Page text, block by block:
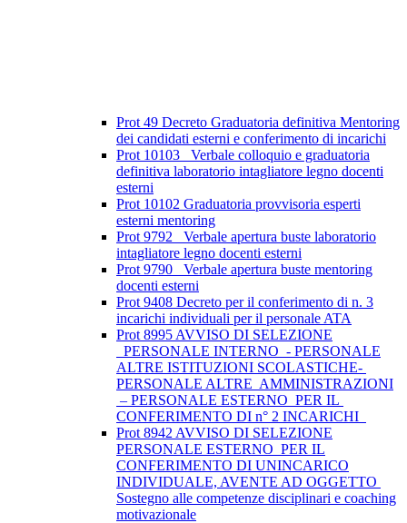
Prot 49 Decreto Graduatoria definitiva Mentoring
dei candidati esterni e conferimento di incarichi
Prot 10103_ Verbale colloquio e graduatoria
definitiva laboratorio intagliatore legno docenti
esterni
Prot 10102 Graduatoria provvisoria esperti
esterni mentoring
Prot 9792_ Verbale apertura buste laboratorio
intagliatore legno docenti esterni
Prot 9790_ Verbale apertura buste mentoring
docenti esterni
Prot 9408 Decreto per il conferimento di n. 3
incarichi individuali per il personale ATA
Prot 8995 AVVISO DI SELEZIONE
PERSONALE INTERNO - PERSONALE
ALTRE ISTITUZIONI SCOLASTICHE-
PERSONALE ALTRE AMMINISTRAZIONI
– PERSONALE ESTERNO PER IL
CONFERIMENTO DI n° 2 INCARICHI
Prot 8942 AVVISO DI SELEZIONE
PERSONALE ESTERNO PER IL
CONFERIMENTO DI UNINCARICO
INDIVIDUALE, AVENTE AD OGGETTO
Sostegno alle competenze disciplinari e coaching
motivazionale